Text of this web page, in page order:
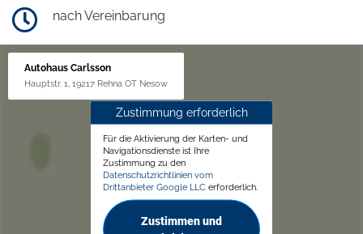
nach Vereinbarung
Autohaus Carlsson
Hauptstr. 1, 19217 Rehna OT Nesow
Zustimmung erforderlich
Für die Aktivierung der Karten- und
Navigationsdienste ist Ihre
Zustimmung zu den
Datenschutzrichtlinien vom
Drittanbieter Google LLC erforderlich.
Zustimmen und